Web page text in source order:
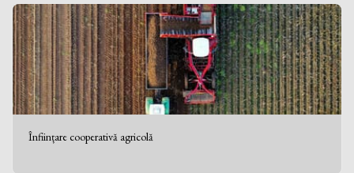
Înființare cooperativă agricolă